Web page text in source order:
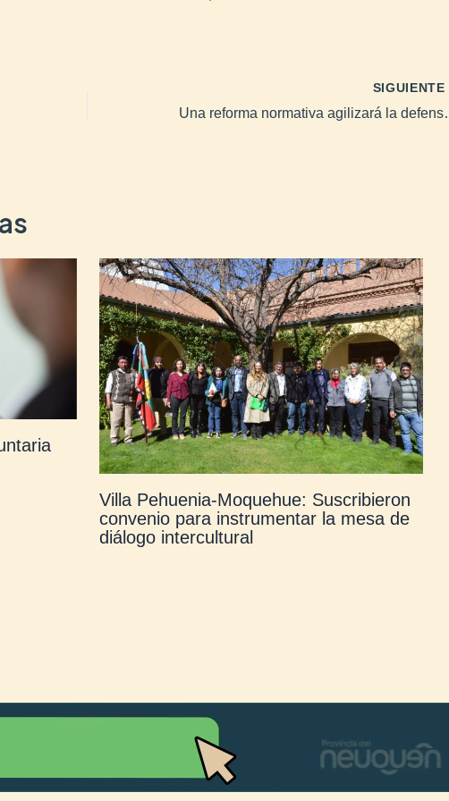
SIGUIENTE
Una reforma
Villa Pehuenia-Moquehue: Suscribieron
convenio para instrumentar la mesa de
diálogo intercultural